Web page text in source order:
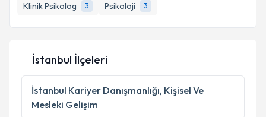
Klinik Psikolog
3 Psikoloji 3
İstanbul İlçeleri
İstanbul Kariyer Danışmanlığı, Kişisel Ve
Mesleki Gelişim